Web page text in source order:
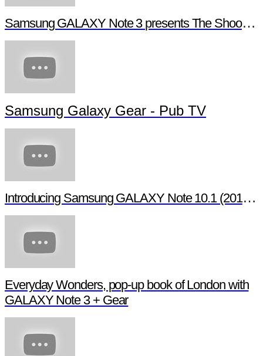
Samsung GALAXY Note 3 presents The Shoot - Behind the scenes
Samsung Galaxy Gear - Pub TV
Introducing Samsung GALAXY Note 10.1 (2014 Edition)
Everyday Wonders, pop-up book of London with
GALAXY Note 3 + Gear